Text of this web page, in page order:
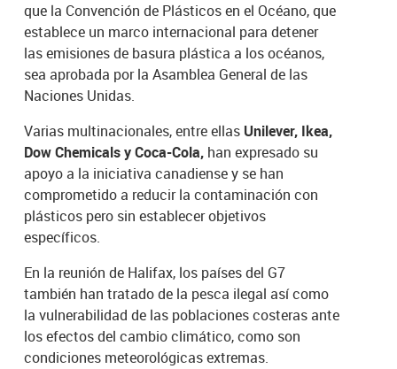
que la Convención de Plásticos en el Océano, que
establece un marco internacional para detener
las emisiones de basura plástica a los océanos,
sea aprobada por la Asamblea General de las
Naciones Unidas.
Varias multinacionales, entre ellas Unilever, Ikea,
Dow Chemicals y Coca-Cola, han expresado su
apoyo a la iniciativa canadiense y se han
comprometido a reducir la contaminación con
plásticos pero sin establecer objetivos
específicos.
En la reunión de Halifax, los países del G7
también han tratado de la pesca ilegal así como
la vulnerabilidad de las poblaciones costeras ante
los efectos del cambio climático, como son
condiciones meteorológicas extremas.